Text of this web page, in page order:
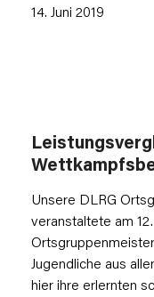
14. Juni 2019
Unsere DLRG
veranstaltete am 12.
Jugendliche aus
hier ihre erlernten